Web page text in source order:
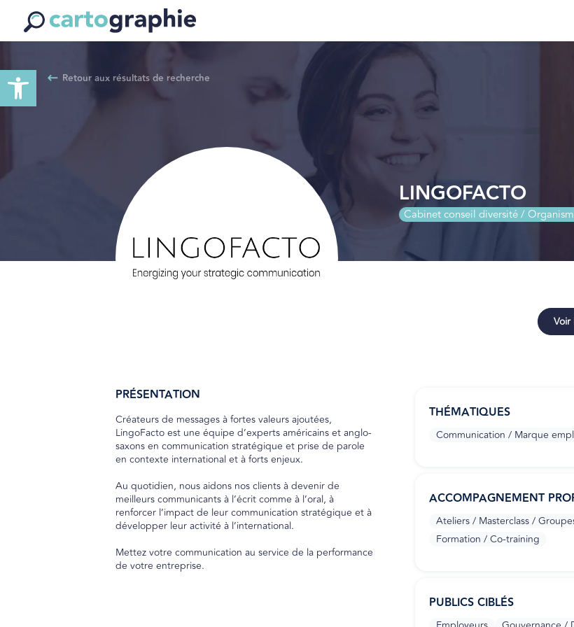
Ouvrir la barre d’outilsRetour aux résultats de recherche
LINGOFACTO
Cabinet conseil diversité /
PRÉSENTATION
Créateurs de messages à fortes valeurs ajoutées,
LingoFacto est une équipe d’experts américains et anglo-
saxons en communication stratégique et prise de parole
en contexte international et à forts enjeux.
Au quotidien, nous aidons nos clients à devenir de
meilleurs communicants à l’écrit comme à l’oral, à
renforcer l’impact de leur communication stratégique et à
développer leur activité à l’international.
Mettez votre communication au service de la performance
de votre entreprise.
THÉMATIQUES
Communication / Marque
ACCOMPAGNEMENT
Ateliers / Masterclass /
Formation / Co-training
PUBLICS CIBLÉS